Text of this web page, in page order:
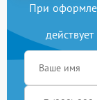
При